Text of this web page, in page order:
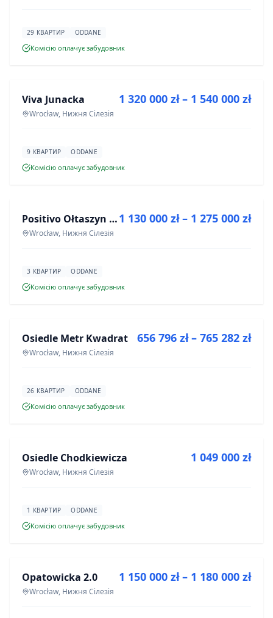
29 КВАРТИР ODDANE
Комісію оплачує забудовник
ІНВЕСТИЦІЯ
Viva Junacka
Wrocław, Нижня Сілезія
1 320 000 zł – 1 540 000 zł
9 КВАРТИР ODDANE
Комісію оплачує забудовник
ІНВЕСТИЦІЯ Positivo Ołtaszyn - mieszkania wykończone pod klucz
Wrocław, Нижня Сілезія
1 130 000 zł – 1 275 000 zł
3 КВАРТИР ODDANE
Комісію оплачує забудовник
ІНВЕСТИЦІЯ
Osiedle Metr Kwadrat
Wrocław, Нижня Сілезія
656 796 zł – 765 282 zł
26 КВАРТИР ODDANE
Комісію оплачує забудовник
ІНВЕСТИЦІЯ
Osiedle Chodkiewicza
Wrocław, Нижня Сілезія
1 049 000 zł
1 КВАРТИР ODDANE
Комісію оплачує забудовник
ІНВЕСТИЦІЯ
Opatowicka 2.0
Wrocław, Нижня Сілезія
1 150 000 zł – 1 180 000 zł